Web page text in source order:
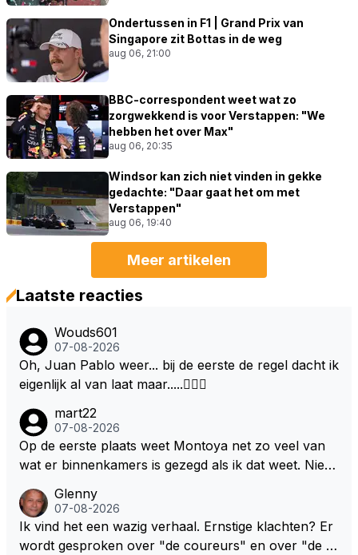
Ondertussen in F1 | Grand Prix van
Singapore zit Bottas in de weg
aug 06, 21:00
BBC-correspondent weet wat zo
zorgwekkend is voor Verstappen: "We
hebben het over Max"
aug 06, 20:35
Windsor kan zich niet vinden in gekke
gedachte: "Daar gaat het om met
Verstappen"
aug 06, 19:40
Meer artikelen
Laatste reacties
Wouds601
07-08-2026
Oh, Juan Pablo weer... bij de eerste de regel dacht ik
eigenlijk al van laat maar.....🤦🏻‍♂️
mart22
07-08-2026
Op de eerste plaats weet Montoya net zo veel van
wat er binnenkamers is gezegd als ik dat weet. Niets
e!" is gewoon uit zijn dikke duim gezogen. Daarnaast
heb ik Max en co nooit iets anders horen zeggen da
n "we hebben een contract tot en met 2028" Ik sna
Glenny
07-08-2026
Ik vind het een wazig verhaal. Ernstige klachten? Er
wordt gesproken over "de coureurs" en over "de te